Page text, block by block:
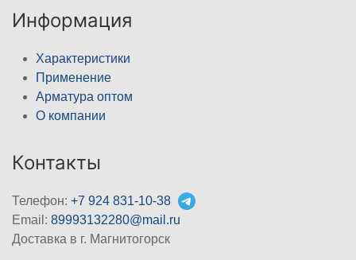
Информация
Характеристики
Применение
Арматура оптом
О компании
Контакты
Телефон: +7 924 831-10-38
Email: 89993132280@mail.ru
Доставка в г. Магнитогорск